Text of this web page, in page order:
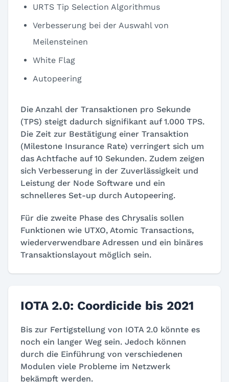
URTS Tip Selection Algorithmus
Verbesserung bei der Auswahl von
Meilensteinen
White Flag
Autopeering
Die Anzahl der Transaktionen pro Sekunde
(TPS) steigt dadurch signifikant auf 1.000 TPS.
Die Zeit zur Bestätigung einer Transaktion
(Milestone Insurance Rate) verringert sich um
das Achtfache auf 10 Sekunden. Zudem zeigen
sich Verbesserung in der Zuverlässigkeit und
Leistung der Node Software und ein
schnelleres Set-up durch Autopeering.
Für die zweite Phase des Chrysalis sollen
Funktionen wie UTXO, Atomic Transactions,
wiederverwendbare Adressen und ein binäres
Transaktionslayout möglich sein.
IOTA 2.0: Coordicide bis 2021
Bis zur Fertigstellung von IOTA 2.0 könnte es
noch ein langer Weg sein. Jedoch können
durch die Einführung von verschiedenen
Modulen viele Probleme im Netzwerk
bekämpft werden.